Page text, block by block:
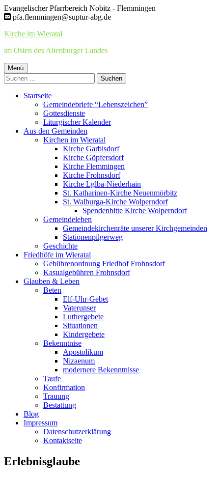
Springe
zum
Evangelischer Pfarrbereich Nobitz - Flemmingen
pfa.flemmingen@suptur-abg.de
Kirche im Wieratal
im Osten des Altenburger Landes
Primäres
Menü
Menü
Suchen
nach:
Startseite
Gemeindebriefe “Lebenszeichen”
Gottesdienste
Liturgischer Kalender
Aus den Gemeinden
Kirchen im Wieratal
Kirche Garbisdorf
Kirche Göpfersdorf
Kirche Flemmingen
Kirche Frohnsdorf
Kirche Lglba-Niederhain
St. Katharinen-Kirche Neuenmörbitz
St. Walburga-Kirche Wolperndorf
Spendenbitte Kirche Wolperndorf
Gemeindeleben
Gemeindekirchenräte unserer Kirchgemeinden
Stationenpilgerweg
Geschichte
Friedhöfe im Wieratal
Gebührenordnung Friedhof Frohnsdorf
Kasualgebühren Frohnsdorf
Glauben & Leben
Beten
Elf-Uhr-Gebet
Vaterunser
Luthergebete
Situationen
Kindergebete
Bekenntnise
Apostolikum
Nizaenum
modernere Bekenntnisse
Taufe
Konfirmation
Trauung
Bestattung
Blog
Impressum
Datenschutzerklärung
Kontaktseite
Schlagwort:
Erlebnisglaube